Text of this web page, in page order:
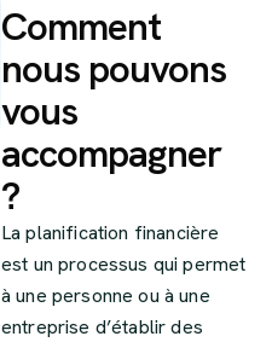
Comment
nous pouvons
vous
accompagner
?
La planification financière
est un processus qui permet
à une personne ou à une
entreprise d’établir des